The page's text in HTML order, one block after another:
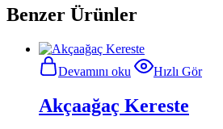
Benzer Ürünler
Devamını oku Hızlı Gör
Akçaağaç Kereste